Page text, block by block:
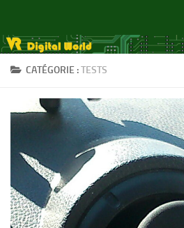
CATÉGORIE :TESTS